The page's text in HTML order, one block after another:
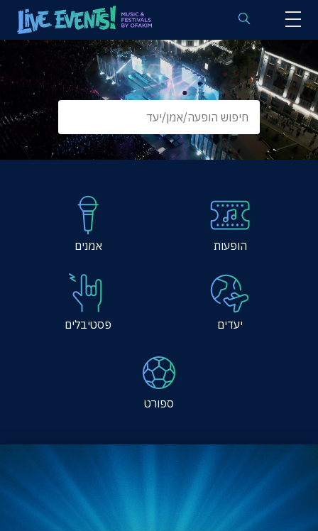
לוח הופעות באירופה
הופעות לפי אמנים
יעדים
פסטיבלים
אירועי ספורט באירופה
שאלות נפוצות
הופעות אמנים
יעדים פסטיבלים
ספורט